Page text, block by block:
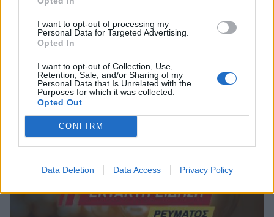
I want to opt-out of processing my
Personal Data for Targeted Advertising.
Opted In
I want to opt-out of Collection, Use,
Retention, Sale, and/or Sharing of my
Personal Data that Is Unrelated with the
Purposes for which it was collected.
Opted Out
CONFIRM
Data Deletion Data Access Privacy Policy
Λακωνία: Ο Δημήτρης Μανιατάκος ακούει
δήμαρχος Ευρώτα;
06/08/2026 13:10